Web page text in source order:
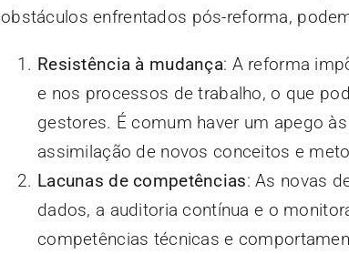
obstáculos enfrentados pós-reforma,
Resistência à mudança: A reforma
e nos processos de trabalho, o que
gestores. É comum haver um apego
assimilação de novos conceitos e
Lacunas de competências: As novas
dados, a auditoria contínua e o
competências técnicas e